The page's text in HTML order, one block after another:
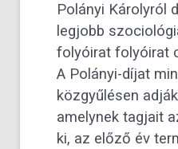
Polányi Károlyról
legjobb
folyóirat folyóirat
A Polányi-díjat
közgyűlésen
amelynek tagjait
ki, az előző év